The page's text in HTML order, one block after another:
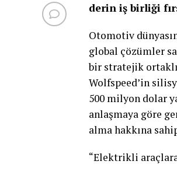
derin iş birliği
Otomotiv
global çözümler
bir stratejik
Wolfspeed’in
500 milyon dolar
anlaşmaya göre
alma hakkına
“Elektrikli araçlara